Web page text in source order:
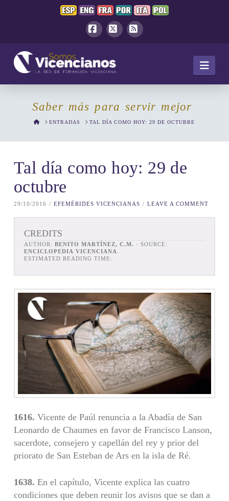
Saber más para servir mejor
HOMEENTRADAS TAL DÍA COMO HOY: 29 DE OCTUBRE
Tal día como hoy: 29 de
octubre
29/10/2016 EFEMÉRIDES VICENCIANAS LEAVE A COMMENT
CREDITS
AUTHOR: BENITO MARTÍNEZ, C.M. · SOURCE:
ENCICLOPEDIA VICENCIANA
ESTIMATED READING TIME:
1616. Vicente de Paúl renuncia a la Abadía de San
Leonardo de Chaumes en favor de Francisco Lanson,
sacerdote, consejero y capellán del rey y prior del
priorato de San Esteban de Ars en la isla de Ré.
1638. En el capítulo, Vicente explica las cuatro
condiciones que deben reunir los avisos que se dan a